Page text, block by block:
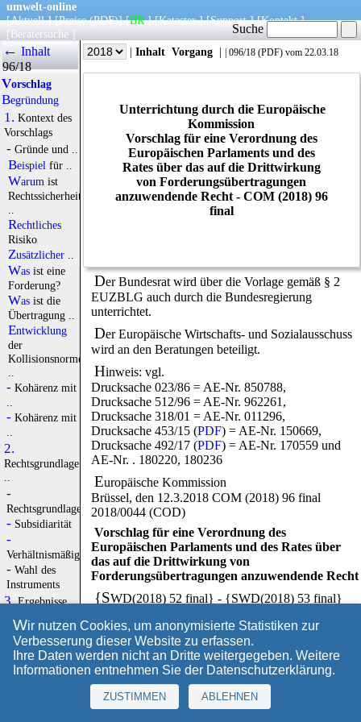
umwelt-online
[Aktuell] [Preise (PDF)] [BR] [Kataster] [Support] [Kontakt]
[ Beratersuche ]
|Info | Inhalt Vorgang | 096/18 (PDF) vom 22.03.18
Unterrichtung durch die Europäische
Kommission
Vorschlag für eine Verordnung des
Europäischen Parlaments und des
Rates über das auf die Drittwirkung
von Forderungsübertragungen
anzuwendende Recht - COM (2018) 96
final
Der Bundesrat wird über die Vorlage gemäß § 2
EUZBLG auch durch die Bundesregierung
unterrichtet.
Der Europäische Wirtschafts- und Sozialausschuss
wird an den Beratungen beteiligt.
Hinweis: vgl.
Drucksache 023/86 = AE-Nr. 850788,
Drucksache 512/96 = AE-Nr. 962261,
Drucksache 318/01 = AE-Nr. 011296,
Drucksache 453/15 (PDF) = AE-Nr. 150669,
Drucksache 492/17 (PDF) = AE-Nr. 170559 und
AE-Nr. . 180220, 180236
Europäische Kommission
Brüssel, den 12.3.2018 COM (2018) 96 final
2018/0044 (COD)
Vorschlag für eine Verordnung des
Europäischen Parlaments und des Rates über
das auf die Drittwirkung von
Forderungsübertragungen anzuwendende Recht
{SWD(2018) 52 final} - {SWD(2018) 53 final}
Begründung
1. Kontext des Vorschlags
- Gründe und Ziele des Vorschlags
Vorrangiges Anliegen der Kommission ist es, die
europäische Wirtschaft weiter zu stärken und
Investitionen zu fördern, um Arbeitsplätze zu
← Inhalt
96/18
Vorschlag
Begründung
1. Kontext des
Vorschlags
- Gründe und ..
Beispiel für ..
Warum ist
Rechtssicherheit
Rechtliches
Risiko
Zusätzlicher..
Wasist eine
Forderung?
Wasist die
Übertragung ..
Entwicklung
der
Kollisionsnormen
- Kohärenz mit
- Kohärenz mit
2.
Rechtsgrundlage,
-
Rechtsgrundlage
- Subsidiarität
-
Verhältnismäßigkeit
- Wahl des
Instruments
3.Ergebnisse
Konsultation
der ..
Folgenabschätzung
Suche
Wir nutzen Cookies, um anonymisierte Statistiken zur
Verbesserung dieser Website zu erfassen.
Ihre Daten werden nicht an Dritte weitergegeben. Weitere
Informationen entnehmen Sie der Datenschutzerklärung.
ZUSTIMMEN ABLEHNEN